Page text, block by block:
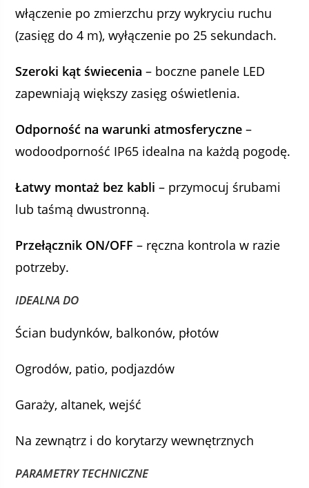
włączenie po zmierzchu przy wykryciu ruchu
(zasięg do 4 m), wyłączenie po 25 sekundach.
Szeroki kąt świecenia – boczne panele LED
zapewniają większy zasięg oświetlenia.
Odporność na warunki atmosferyczne –
wodoodporność IP65 idealna na każdą pogodę.
Łatwy montaż bez kabli – przymocuj śrubami
lub taśmą dwustronną.
Przełącznik ON/OFF – ręczna kontrola w razie
potrzeby.
IDEALNA DO
Ścian budynków, balkonów, płotów
Ogrodów, patio, podjazdów
Garaży, altanek, wejść
Na zewnątrz i do korytarzy wewnętrznych
PARAMETRY TECHNICZNE